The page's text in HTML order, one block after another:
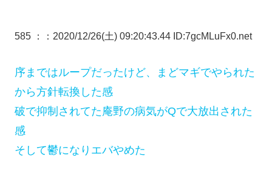
585 ： ：2020/12/26(土) 09:20:43.44 ID:7gcMLuFx0.net
序まではループだったけど、まどマギでやられた
から方針転換した感
破で抑制されてた庵野の病気がQで大放出された
感
そして鬱になりエバやめた